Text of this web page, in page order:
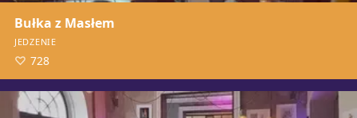
Bułka z Masłem
JEDZENIE
728